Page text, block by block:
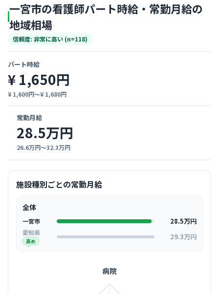
一宮市の看護師パート時給・常勤月給の
地域相場
信頼度: 非常に高い (n=118)
パート時給
¥ 1,650円
¥ 1,600円〜¥ 1,680円
常勤月給
28.5万円
26.6万円〜32.3万円
施設種別ごとの常勤月給
全体
一宮市 28.5万円
愛知県
高め 29.3万円
病院